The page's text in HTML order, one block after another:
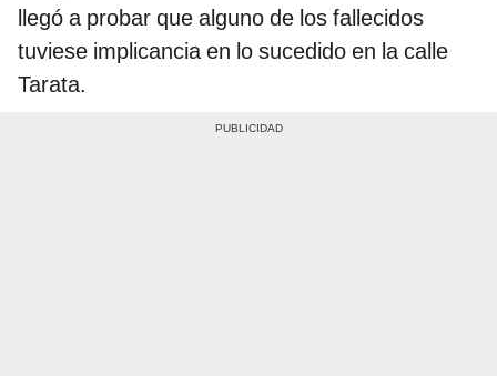
llegó a probar que alguno de los fallecidos
tuviese implicancia en lo sucedido en la calle
Tarata.